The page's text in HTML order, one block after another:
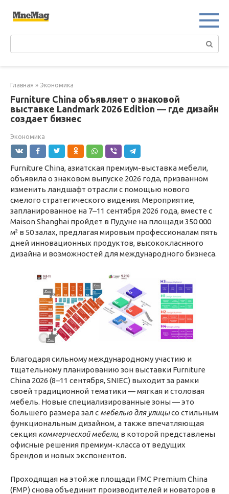
Главная » Экономика
Furniture China объявляет о знаковой
выставке Landmark 2026 Edition — где дизайн
создает бизнес
Экономика
Furniture China, азиатская премиум-выставка мебели,
объявила о знаковом выпуске 2026 года, призванном
изменить ландшафт отрасли с помощью нового
смелого стратегического видения. Мероприятие,
запланированное на 7–11 сентября 2026 года, вместе с
Maison Shanghai пройдет в Пудуне на площади 350 000
м² в 50 залах, предлагая мировым профессионалам пять
дней инновационных продуктов, высококласнного
дизайна и возможностей для международного бизнеса.
Благодаря сильному международному участию и
тщательному планированию зон выставки Furniture
China 2026 (8–11 сентября, SNIEC) выходит за рамки
своей традиционной тематики — мягкая и столовая
мебель. Новые специализированные зоны — это
большего размера зал с мебелью для улицысо стильным
функциональным дизайном, а также впечатляющая
секция коммерческой мебели, в которой представлены
офисные решения премиум-класса от ведущих
брендов и новых экспонентов.
Проходящая на этой же площади FMC Premium China
(FMP) снова объединит производителей и новаторов в